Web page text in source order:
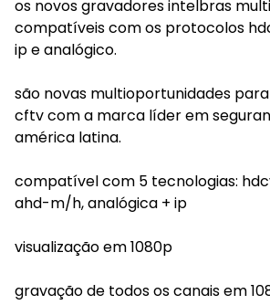
os novos gravadores intelbras
compatíveis com os protocolos
ip e analógico.
são novas multioportunidades
cftv com a marca líder em
américa latina.
compatível com 5 tecnologias:
ahd-m/h, analógica + ip
visualização em 1080p
gravação de todos os canais em